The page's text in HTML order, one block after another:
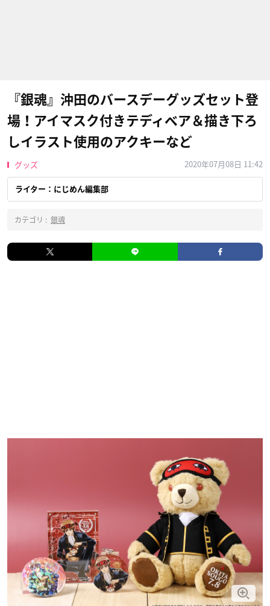
『銀魂』沖田のバースデーグッズセット登
場！アイマスク付きテディベア＆描き下ろ
しイラスト使用のアクキーなど
グッズ 2020年07月08日 11:42
ライター：にじめん編集部
カテゴリ : 銀魂